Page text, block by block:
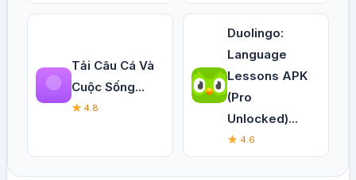
Tải Câu Cá Và
Cuộc Sống...
4.8
Duolingo:
Language
Lessons APK
(Pro
Unlocked)...
4.6